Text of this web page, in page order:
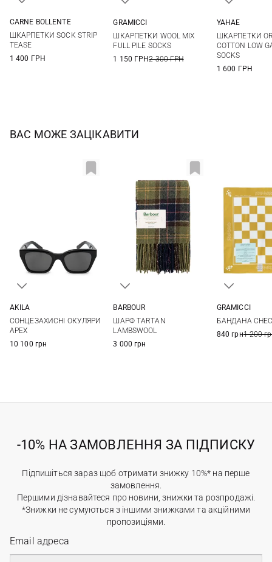
CARNE BOLLENTE
ШКАРПЕТКИ SOCK STRIP
TEASE
1 400 ГРН
GRAMICCI
ШКАРПЕТКИ WOOL MIX
FULL PILE SOCKS
1 150 ГРН2 300 ГРН
YAHAE
ШКАРПЕТКИ
COTTON LOW
SOCKS
1 600 ГРН
ВАС МОЖЕ ЗАЦІКАВИТИ
AKILA
СОНЦЕЗАХИСНІ ОКУЛЯРИ
APEX
10 100 грн
BARBOUR
ШАРФ TARTAN
LAMBSWOOL
3 000 грн
GRAMICCI
БАНДАНА
840 грн1 200
-10% НА ЗАМОВЛЕННЯ ЗА ПІДПИСКУ
Підпишіться зараз щоб отримати знижку 10%* на перше
замовлення.
Першими дізнавайтеся про новини, знижки та розпродажі.
*Знижки не сумуються з іншими знижками та акційними
пропозиціями.